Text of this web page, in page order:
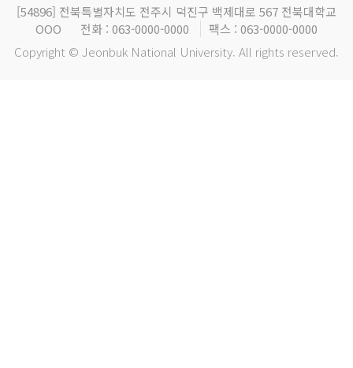
[54896] 전북특별자치도 전주시 덕진구 백제대로 567 전북대학교
OOO
전화 : 063-0000-0000
팩스 : 063-0000-0000
Copyright © Jeonbuk National University. All rights reserved.